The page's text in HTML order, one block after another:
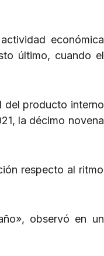
económica
último, cuando el
del producto interno
la décimo novena
respecto al ritmo
observó en un